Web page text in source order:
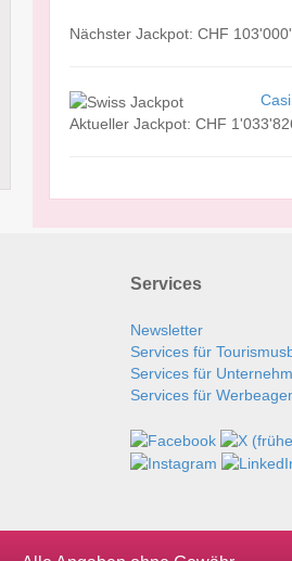
Nächster Jackpot: CHF
Aktueller Jackpot: CHF
Services
Newsletter
Services für
Services für
Services für